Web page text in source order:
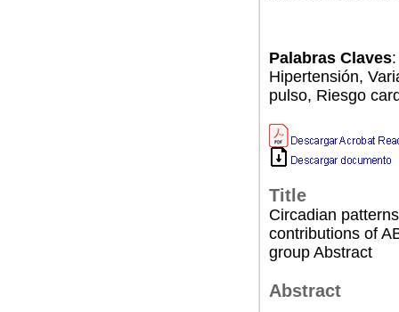
Palabras Claves
Hipertensión,
pulso, Riesgo
Title
Circadian
contributions of
group Abstract
Abstract